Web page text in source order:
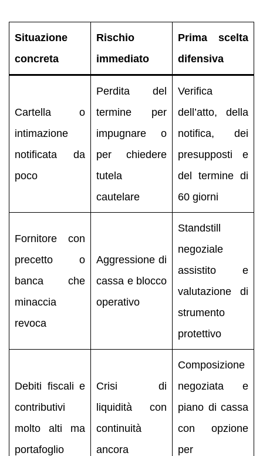
Situazione
concreta
Rischio
immediato
Prima scelta
difensiva
Cartella o
intimazione
notificata da
poco
Perdita del
termine per
impugnare o
per chiedere
tutela
cautelare
Verifica
dell’atto, della
notifica, dei
presupposti e
del termine di
60 giorni
Fornitore con
precetto o
banca che
minaccia
revoca
Aggressione di
cassa e blocco
operativo
Standstill
negoziale
assistito e
valutazione di
strumento
protettivo
Debiti fiscali e
contributivi
molto alti ma
portafoglio
Crisi di
liquidità con
continuità
ancora
Composizione
negoziata e
piano di cassa
con opzione
per